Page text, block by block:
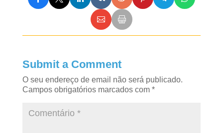
Submit a Comment
O seu endereço de email não será publicado.
Campos obrigatórios marcados com *